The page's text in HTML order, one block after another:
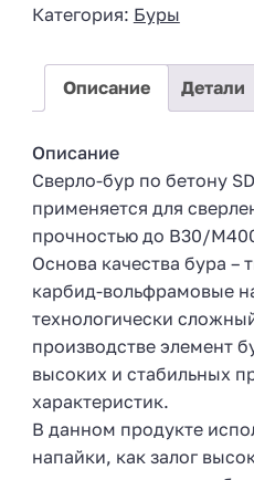
Категория: Буры
Описание Детали
Описание
Сверло-бур по бетону
применяется для
прочностью до В30/
Основа качества бура –
карбид-вольфрамовые
технологически
производстве элемент
высоких и стабильных
характеристик.
В данном продукте
напайки, как залог